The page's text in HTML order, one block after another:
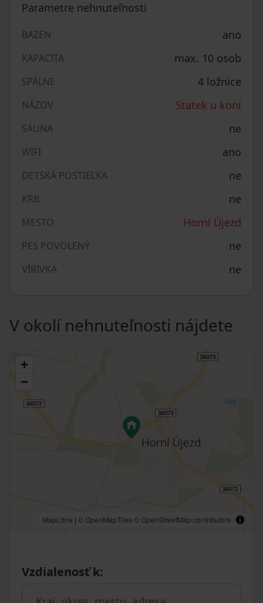
Parametre nehnuteľnosti
BAZÉN ano
KAPACITA max. 10 osob
SPÁLNE 4 ložnice
NÁZOV Statek u koní
SAUNA ne
WIFI ano
DETSKÁ POSTIEĽKA ne
KRB ne
MESTO Horní Újezd
PES POVOLENÝ ne
VÍRIVKA ne
V okolí nehnuteľnosti nájdete
MapLibre | © OpenMapTiles © OpenStreetMap contributors
Vzdialenosť k: